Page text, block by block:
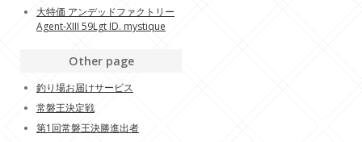
大特価 アンデッドファクトリー
Agent-XIII 59Lgt ID. mystique
Other page
釣り場お届けサービス
常磐王決定戦
第1回常磐王決勝進出者